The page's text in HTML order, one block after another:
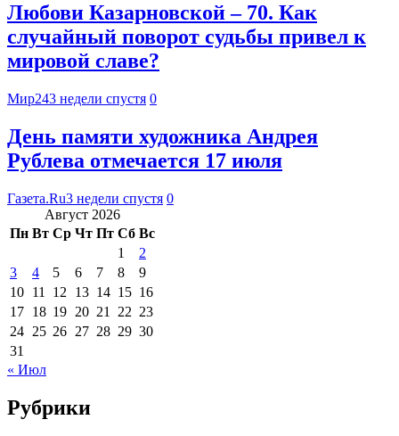
Любови Казарновской – 70. Как
случайный поворот судьбы привел к
мировой славе?
Мир243 недели спустя 0
День памяти художника Андрея
Рублева отмечается 17 июля
Газета.Ru3 недели спустя 0
Август 2026
Пн Вт Ср Чт Пт Сб Вс
1
2
3
4 5 6 7 8
9
10 11 12 13 14 15 16
17 18 19 20 21 22 23
24 25 26 27 28 29 30
31
« Июл
Рубрики